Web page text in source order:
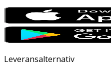
Leveransalternativ